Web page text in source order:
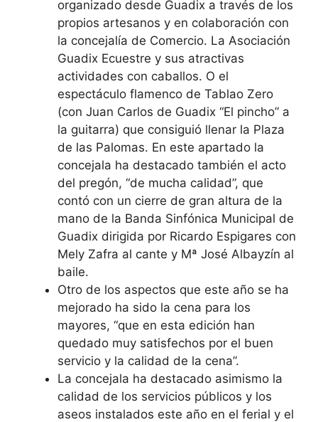
organizado desde Guadix a través de los
propios artesanos y en colaboración con
la concejalía de Comercio. La Asociación
Guadix Ecuestre y sus atractivas
actividades con caballos. O el
espectáculo flamenco de Tablao Zero
(con Juan Carlos de Guadix “El pincho” a
la guitarra) que consiguió llenar la Plaza
de las Palomas. En este apartado la
concejala ha destacado también el acto
del pregón, “de mucha calidad”, que
contó con un cierre de gran altura de la
mano de la Banda Sinfónica Municipal de
Guadix dirigida por Ricardo Espigares con
Mely Zafra al cante y Mª José Albayzín al
baile.
Otro de los aspectos que este año se ha
mejorado ha sido la cena para los
mayores, “que en esta edición han
quedado muy satisfechos por el buen
servicio y la calidad de la cena”.
La concejala ha destacado asimismo la
calidad de los servicios públicos y los
aseos instalados este año en el ferial y el